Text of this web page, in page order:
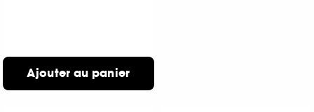
Ajouter au panier